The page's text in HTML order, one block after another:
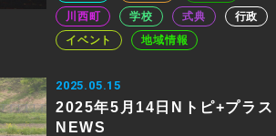
川西町
学校 式典
行政
イベント
地域情報
2025.05.15
2025年5月14日Nトピ+プラス
NEWS